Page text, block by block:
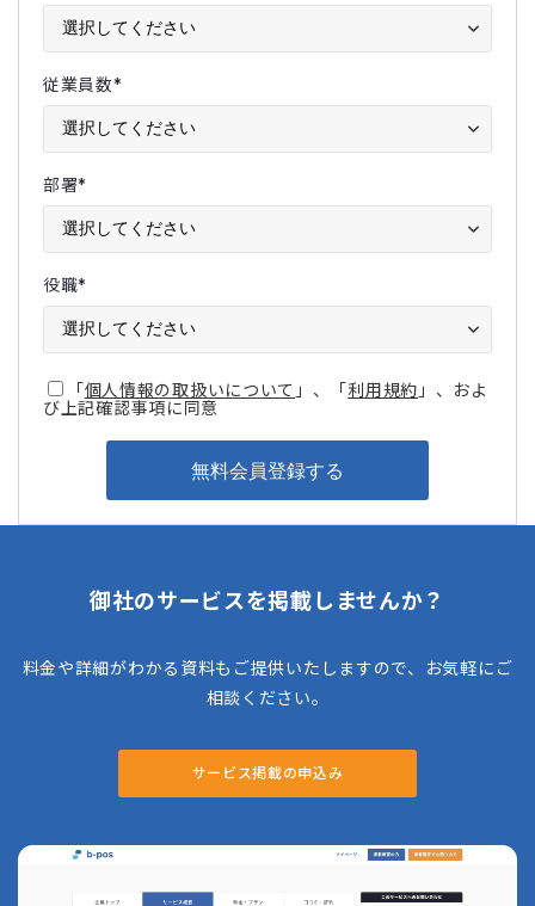
従業員数*
部署*
役職*
「個人情報の取扱いについて 」、「利用規約 」、およ
び上記確認事項に同意
御社のサービスを掲載しませんか？
料金や詳細がわかる資料もご提供いたしますので、お気軽にご
相談ください。
サービス掲載の申込み